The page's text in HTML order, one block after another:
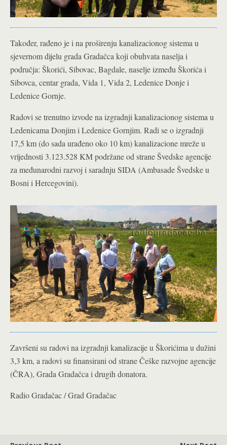
Također, rađeno je i na proširenju kanalizacionog sistema u
sjevernom dijelu grada Gradačca koji obuhvata naselja i
područja: Škorići, Sibovac, Bagdale, naselje između Škorića i
Sibovca, centar grada, Vida 1, Vida 2, Ledenice Donje i
Ledenice Gornje.
Radovi se trenutno izvode na izgradnji kanalizacionog sistema u
Ledenicama Donjim i Ledenice Gornjim. Radi se o izgradnji
17,5 km (do sada urađeno oko 10 km) kanalizacione mreže u
vrijednosti 3.123.528 KM podržane od strane Švedske agencije
za međunarodni razvoj i saradnju SIDA (Ambasade Švedske u
Bosni i Hercegovini).
Završeni su radovi na izgradnji kanalizacije u Škorićima u dužini
3,3 km, a radovi su finansirani od strane Češke razvojne agencije
(ČRA), Grada Gradačca i drugih donatora.
Radio Gradačac / Grad Gradačac